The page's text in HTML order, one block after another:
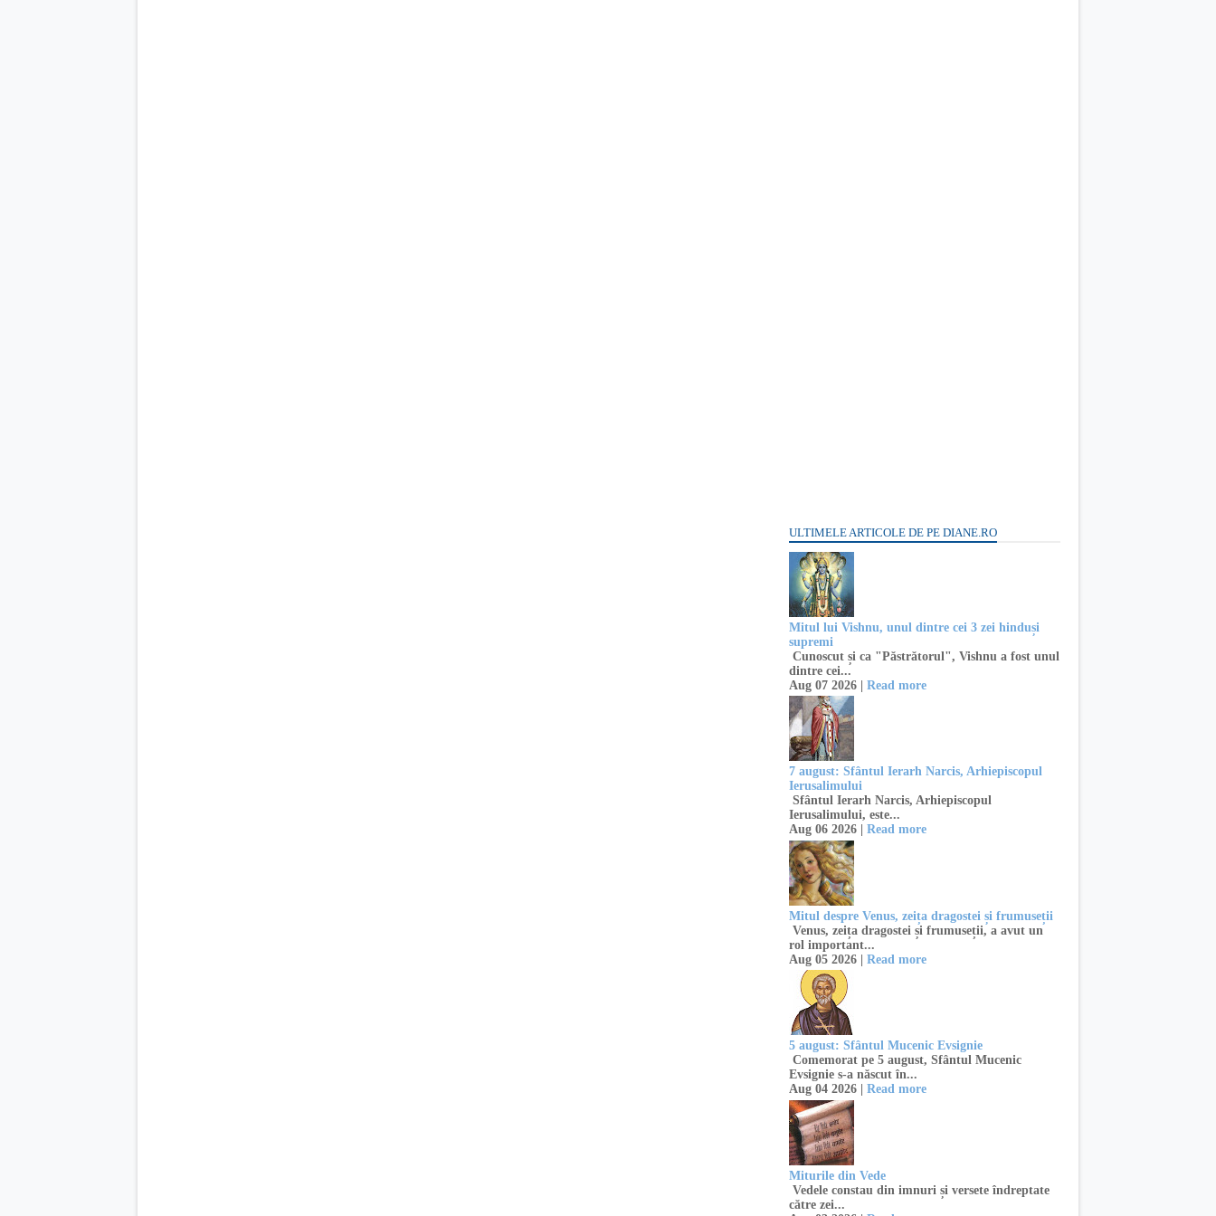
ULTIMELE ARTICOLE DE PE DIANE.RO
Mitul lui Vishnu, unul dintre cei 3 zei hinduși
supremi
Cunoscut și ca "Păstrătorul", Vishnu a fost unul
dintre cei...
Aug 07 2026 | Read more
7 august: Sfântul Ierarh Narcis, Arhiepiscopul
Ierusalimului
Sfântul Ierarh Narcis, Arhiepiscopul
Ierusalimului, este...
Aug 06 2026 | Read more
Mitul despre Venus, zeița dragostei și frumuseții
Venus, zeița dragostei și frumuseții, a avut un
rol important...
Aug 05 2026 | Read more
5 august: Sfântul Mucenic Evsignie
Comemorat pe 5 august, Sfântul Mucenic
Evsignie s-a născut în...
Aug 04 2026 | Read more
Miturile din Vede
Vedele constau din imnuri și versete îndreptate
către zei...